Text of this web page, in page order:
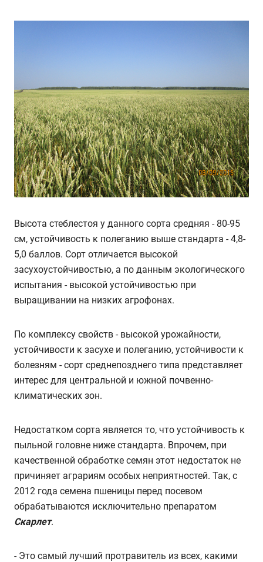
Высота стеблестоя у данного сорта средняя - 80-95
см, устойчивость к полеганию выше стандарта - 4,8-
5,0 баллов. Сорт отличается высокой
засухоустойчивостью, а по данным экологического
испытания - высокой устойчивостью при
выращивании на низких агрофонах.
По комплексу свойств - высокой урожайности,
устойчивости к засухе и полеганию, устойчивости к
болезням - сорт среднепозднего типа представляет
интерес для центральной и южной почвенно-
климатических зон.
Недостатком сорта является то, что устойчивость к
пыльной головне ниже стандарта. Впрочем, при
качественной обработке семян этот недостаток не
причиняет аграриям особых неприятностей. Так, с
2012 года семена пшеницы перед посевом
обрабатываются исключительно препаратом
Скарлет.
- Это самый лучший протравитель из всех, какими